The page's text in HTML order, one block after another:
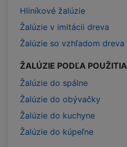
Hliníkové žalúzie
Žalúzie v imitácii dreva
Žalúzie so vzhľadom dreva
ŽALÚZIE PODĽA POUŽITIA
Žalúzie do spálne
Žalúzie do obývačky
Žalúzie do kuchyne
Žalúzie do kúpeľne